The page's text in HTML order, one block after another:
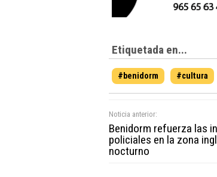
Etiquetada en...
#benidorm #cultura
Noticia anterior:
Benidorm refuerza las
policiales en la zona
nocturno